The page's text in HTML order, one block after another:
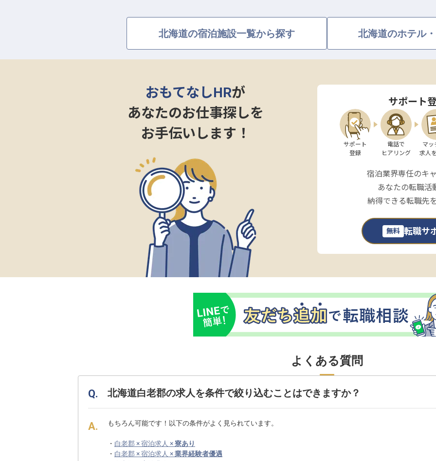
北海道の宿泊施設一覧から探す 北海道のホテル
おもてなしHRが
あなたのお仕事探しを
お手伝いします！
サポート
サポート
登録
電話で
ヒアリング
マッ
求人
宿泊業界専任のキ
あなたの転職活
納得できる転職先
無料 転職サ
よくある質問
北海道白老郡の求人を条件で絞り込むことはできますか？
もちろん可能です！以下の条件がよく見られています。
・ 白老郡 × 宿泊求人 ×寮あり
・ 白老郡 × 宿泊求人 ×業界経験者優遇